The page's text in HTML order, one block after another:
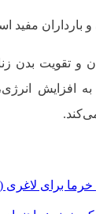
و بارداران مفید
و تقویت بدن
افزایش
خرما برای